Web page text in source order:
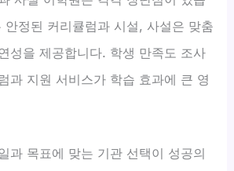
안정된 커리큘럼과 시설, 사설은 맞춤
성을 제공합니다. 학생 만족도 조사
과 지원 서비스가 학습 효과에 큰 영
과 목표에 맞는 기관 선택이 성공의